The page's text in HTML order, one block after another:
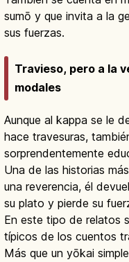
sumō y que invita a la
sus fuerzas.
Travieso, pero a la
modales
Aunque al kappa se le
hace travesuras,
sorprendentemente
Una de las historias
una reverencia, él
su plato y pierde su
En este tipo de relatos
típicos de los cuentos
Más que un yōkai